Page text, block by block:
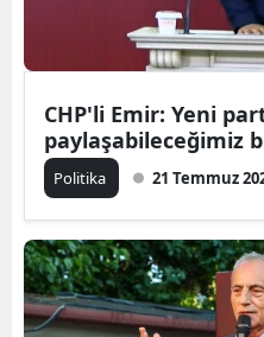
CHP'li Emir: Yeni
paylaşabileceğimiz
Politika 21 Temmuz